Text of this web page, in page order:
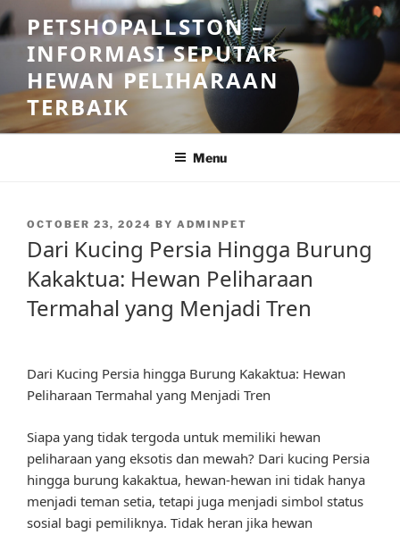
Skip
to
content
PETSHOPALLSTON –
INFORMASI SEPUTAR
HEWAN PELIHARAAN
TERBAIK
Menu
POSTED
OCTOBER 23, 2024 BY ADMINPET
Dari Kucing Persia Hingga Burung
Kakaktua: Hewan Peliharaan
Termahal yang Menjadi Tren
Dari Kucing Persia hingga Burung Kakaktua: Hewan
Peliharaan Termahal yang Menjadi Tren
Siapa yang tidak tergoda untuk memiliki hewan
peliharaan yang eksotis dan mewah? Dari kucing Persia
hingga burung kakaktua, hewan-hewan ini tidak hanya
menjadi teman setia, tetapi juga menjadi simbol status
sosial bagi pemiliknya. Tidak heran jika hewan